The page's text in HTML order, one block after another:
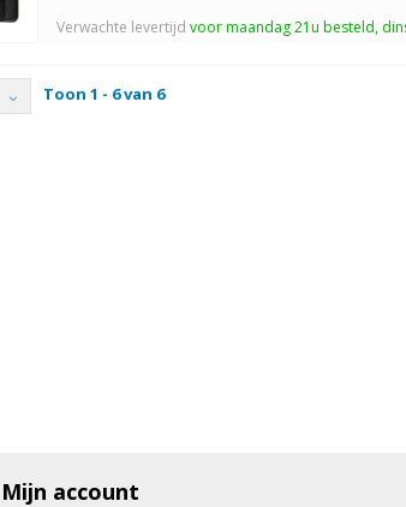
Verwachte levertijd voor maandag 21u besteld,
Toon 1 - 6 van 6
Mijn account